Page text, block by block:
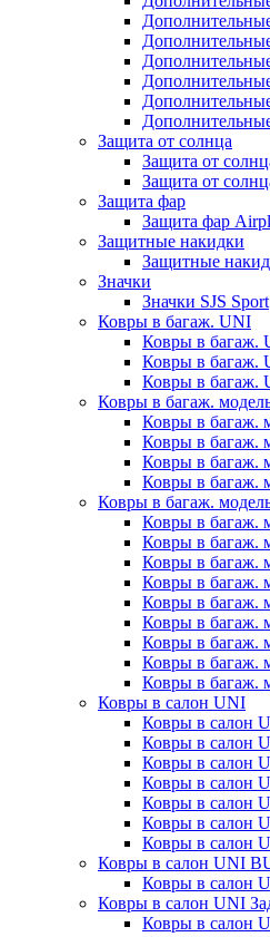
Защита от солнца
Защита от
Защита от
Защита фар
Защита фар
Защитные накидки
Защитные
Значки
Значки SJS Sport
Ковры в багаж. UNI
Ковры в багаж.
Ковры в багаж.
Ковры в багаж.
Ковры в багаж.
Ковры в багаж.
Ковры в багаж.
Ковры в багаж.
Ковры в багаж.
Ковры в багаж.
Ковры в багаж.
Ковры в багаж.
Ковры в багаж.
Ковры в багаж.
Ковры в багаж.
Ковры в багаж.
Ковры в багаж.
Ковры в багаж.
Ковры в багаж.
Ковры в салон UNI
Ковры в салон
Ковры в салон
Ковры в салон
Ковры в салон
Ковры в салон
Ковры в салон
Ковры в салон
Ковры в салон UNI
Ковры в салон
Ковры в салон UNI
Ковры в салон